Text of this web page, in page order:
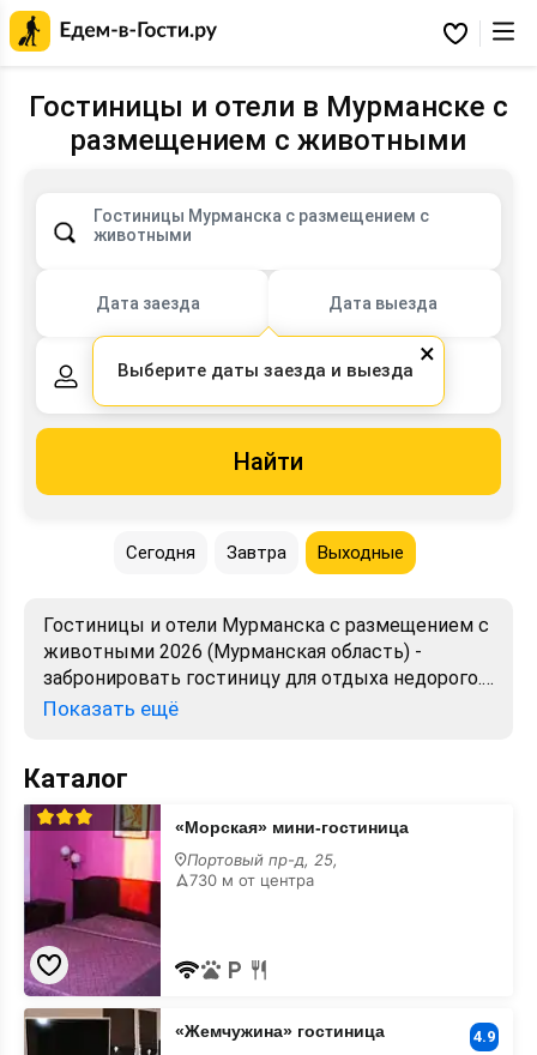
Избранное
Гостиницы и отели в Мурманске с
размещением с животными
Гостиницы Мурманска с размещением с
животными
Дата заезда Дата выезда
2 взрослых, 0 детей
Найти
Сегодня Завтра Выходные
Гостиницы и отели Мурманска с размещением с
животными 2026 (Мурманская область) -
забронировать гостиницу для отдыха недорого.
Снять номер посуточно - отели в Мурманске.
сайт, большой выбор.
Показать ещё
Каталог
«Морская»
мини-
гостиница
размещением
с
животными
«Морская» мини-гостиница
Портовый пр-д, 25,
730 м от центра
«Жемчужина»
гостиница
«Жемчужина» гостиница 4.9
×
Выберите даты заезда и выезда